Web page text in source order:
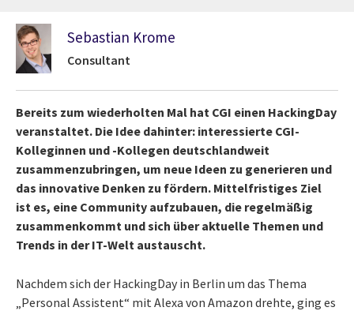
Sebastian Krome
Consultant
Bereits zum wiederholten Mal hat CGI einen HackingDay
veranstaltet. Die Idee dahinter: interessierte CGI-
Kolleginnen und -Kollegen deutschlandweit
zusammenzubringen, um neue Ideen zu generieren und
das innovative Denken zu fördern. Mittelfristiges Ziel
ist es, eine Community aufzubauen, die regelmäßig
zusammenkommt und sich über aktuelle Themen und
Trends in der IT-Welt austauscht.
Nachdem sich der HackingDay in Berlin um das Thema
„Personal Assistent“ mit Alexa von Amazon drehte, ging es